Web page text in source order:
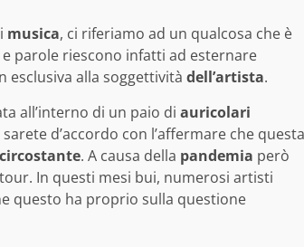
musica, ci riferiamo ad un qualcosa che è
parole riescono infatti ad esternare
esclusiva alla soggettività dell’artista.
all’interno di un paio di auricolari
d’accordo con l’affermare che questa
. A causa della pandemia però
In questi mesi bui, numerosi artisti
questo ha proprio sulla questione